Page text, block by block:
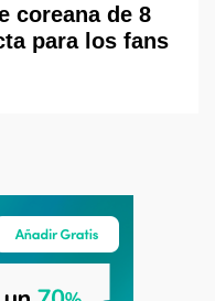
coreana de 8
para los fans